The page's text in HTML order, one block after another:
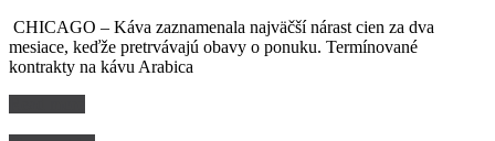
CHICAGO – Káva zaznamenala najväčší nárast cien za dva
mesiace, keďže pretrvávajú obavy o ponuku. Termínované
kontrakty na kávu Arabica